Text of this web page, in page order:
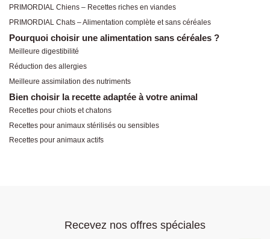
PRIMORDIAL Chiens – Recettes riches en viandes
PRIMORDIAL Chats – Alimentation complète et sans céréales
Pourquoi choisir une alimentation sans céréales ?
Meilleure digestibilité
Réduction des allergies
Meilleure assimilation des nutriments
Bien choisir la recette adaptée à votre animal
Recettes pour chiots et chatons
Recettes pour animaux stérilisés ou sensibles
Recettes pour animaux actifs
Recevez nos offres spéciales